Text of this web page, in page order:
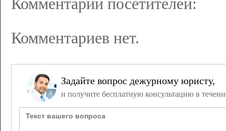
Комментарии посетителей:
Комментариев нет.
Задайте вопрос дежурному юристу,
и получите бесплатную консультацию в